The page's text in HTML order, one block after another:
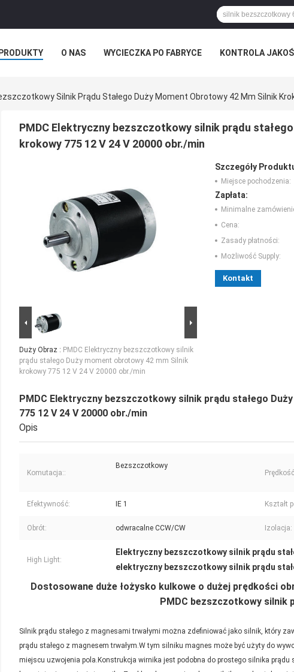
PRODUKTY O NAS WYCIECZKA PO FABRYCE KONTROLA
Silnik Prądu Stałego Duży Moment Obrotowy 42 Mm Silnik
PMDC Elektryczny bezszczotkowy silnik prądu
krokowy 775 12 V 24 V 20000 obr./min
Duży Obraz : PMDC Elektryczny bezszczotkowy silnik
prądu stałego Duży moment obrotowy 42 mm Silnik
krokowy 775 12 V 24 V 20000 obr./min
Szczegóły
Miejsce pochodzenia:
Zapłata:
Minimalne
Cena:
Zasady płatności:
Możliwość Supply:
Kontakt
PMDC Elektryczny bezszczotkowy silnik prądu stałego
775 12 V 24 V 20000 obr./min
Opis
Komutacja::
Bezszczotkowy
Efektywność: IE 1 Kształt
Obrót: odwracalne CCW/CW Izolacja:
High Light:
Elektryczny bezszczotkowy silnik prądu
elektryczny bezszczotkowy silnik prądu
Dostosowane duże łożysko kulkowe o dużej prędkości
PMDC bezszczotkowy silnik
Silnik prądu stałego z magnesami trwałymi można zdefiniować jako silnik, który
prądu stałego z magnesem trwałym.W tym silniku magnes może być użyty do
miejscu uzwojenia pola.Konstrukcja wirnika jest podobna do prostego silnika prądu